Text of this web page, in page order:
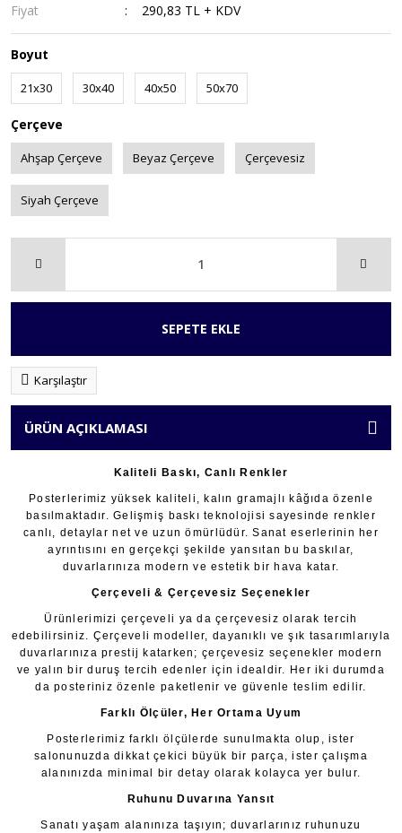
Fiyat
290,83 TL + KDV
Boyut
21x30 30x40 40x50 50x70
Çerçeve
Ahşap Çerçeve Beyaz Çerçeve Çerçevesiz
Siyah Çerçeve
SEPETE EKLE
Karşılaştır
ÜRÜN AÇIKLAMASI
Kaliteli Baskı, Canlı Renkler
Posterlerimiz yüksek kaliteli, kalın gramajlı kâğıda özenle
basılmaktadır. Gelişmiş baskı teknolojisi sayesinde renkler
canlı, detaylar net ve uzun ömürlüdür. Sanat eserlerinin her
ayrıntısını en gerçekçi şekilde yansıtan bu baskılar,
duvarlarınıza modern ve estetik bir hava katar.
Çerçeveli & Çerçevesiz Seçenekler
Ürünlerimizi çerçeveli ya da çerçevesiz olarak tercih
edebilirsiniz. Çerçeveli modeller, dayanıklı ve şık tasarımlarıyla
duvarlarınıza prestij katarken; çerçevesiz seçenekler modern
ve yalın bir duruş tercih edenler için idealdir. Her iki durumda
da posteriniz özenle paketlenir ve güvenle teslim edilir.
Farklı Ölçüler, Her Ortama Uyum
Posterlerimiz farklı ölçülerde sunulmakta olup, ister
salonunuzda dikkat çekici büyük bir parça, ister çalışma
alanınızda minimal bir detay olarak kolayca yer bulur.
Ruhunu Duvarına Yansıt
Sanatı yaşam alanınıza taşıyın; duvarlarınız ruhunuzu